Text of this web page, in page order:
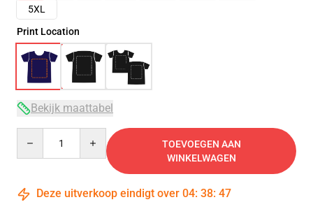
5XL
Print Location
Bekijk maattabel
TOEVOEGEN AAN
WINKELWAGEN
Deze uitverkoop eindigt over 04: 38: 46